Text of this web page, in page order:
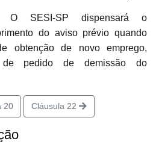
O SESI-SP dispensará o
do aviso prévio quando
obtenção de novo emprego,
pedido de demissão do
20 Cláusula 22